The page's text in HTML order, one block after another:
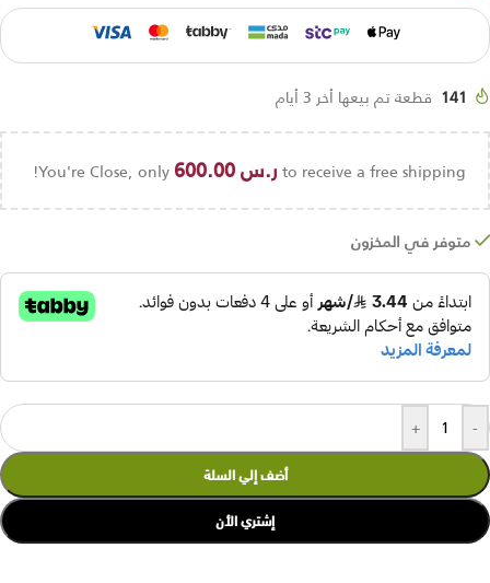
141 قطعة تم بيعها أخر 3 أيام
You're Close, only ر.س to receive a free shipping!
متوفر في المخزون
-
+
أضف إلي السلة
إشتري الأن